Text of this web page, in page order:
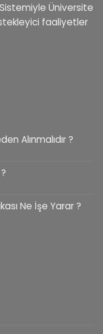
Üniversite
faaliyetler
Alınmalıdır ?
Ne İşe Yarar ?